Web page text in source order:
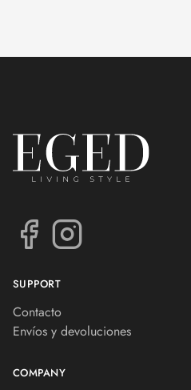
SUPPORT
Contacto
Envíos y devoluciones
COMPANY